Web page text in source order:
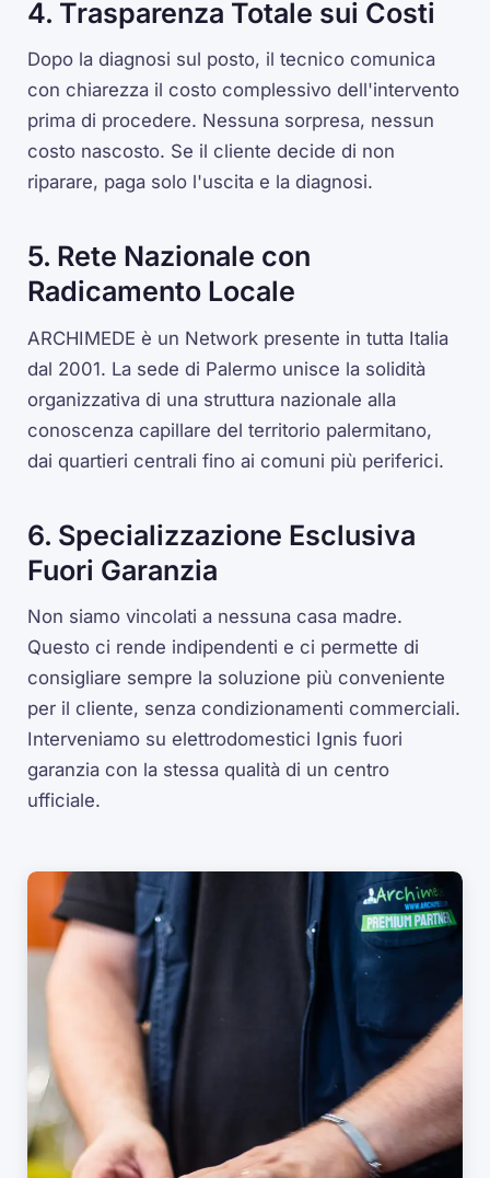
4. Trasparenza Totale sui Costi
Dopo la diagnosi sul posto, il tecnico comunica
con chiarezza il costo complessivo dell'intervento
prima di procedere. Nessuna sorpresa, nessun
costo nascosto. Se il cliente decide di non
riparare, paga solo l'uscita e la diagnosi.
5. Rete Nazionale con
Radicamento Locale
ARCHIMEDE è un Network presente in tutta Italia
dal 2001. La sede di Palermo unisce la solidità
organizzativa di una struttura nazionale alla
conoscenza capillare del territorio palermitano,
dai quartieri centrali fino ai comuni più periferici.
6. Specializzazione Esclusiva
Fuori Garanzia
Non siamo vincolati a nessuna casa madre.
Questo ci rende indipendenti e ci permette di
consigliare sempre la soluzione più conveniente
per il cliente, senza condizionamenti commerciali.
Interveniamo su elettrodomestici Ignis fuori
garanzia con la stessa qualità di un centro
ufficiale.